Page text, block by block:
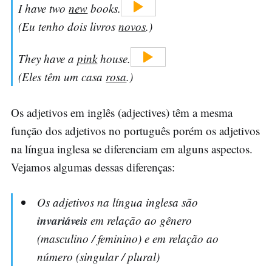
I have twonew books.
(Eu tenho dois livrosnovos.)
They have apinkhouse.
(Eles têm um casa rosa.)
Os adjetivos em inglês (adjectives) têm a mesma
função dos adjetivos no português porém os adjetivos
na língua inglesa se diferenciam em alguns aspectos.
Vejamos algumas dessas diferenças:
Os adjetivos na língua inglesa são
invariáveisem relação ao gênero
(masculino / feminino) e em relação ao
número (singular / plural)